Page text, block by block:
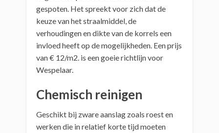
gespoten. Het spreekt voor zich dat de
keuze van het straalmiddel, de
verhoudingen en dikte van de korrels een
invloed heeft op de mogelijkheden. Een prijs
van € 12/m2. is een goeie richtlijn voor
Wespelaar.
Chemisch reinigen
Geschikt bij zware aanslag zoals roest en
werken die in relatief korte tijd moeten